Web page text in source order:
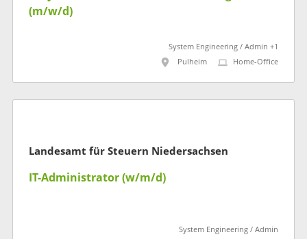
(m/w/d)
System Engineering / Admin +1
Pulheim
Home-Office
Landesamt für Steuern Niedersachsen
IT-Administrator (w/m/d)
System Engineering / Admin